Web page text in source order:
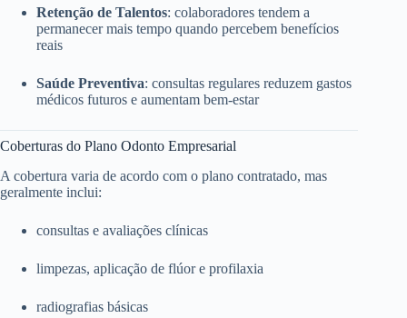
Retenção de Talentos: colaboradores tendem a
permanecer mais tempo quando percebem benefícios
reais
Saúde Preventiva: consultas regulares reduzem gastos
médicos futuros e aumentam bem-estar
Coberturas do Plano Odonto Empresarial
A cobertura varia de acordo com o plano contratado, mas
geralmente inclui:
consultas e avaliações clínicas
limpezas, aplicação de flúor e profilaxia
radiografias básicas